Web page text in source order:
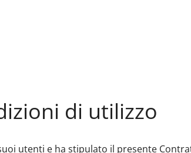
di utilizzo
utenti e ha stipulato il presente